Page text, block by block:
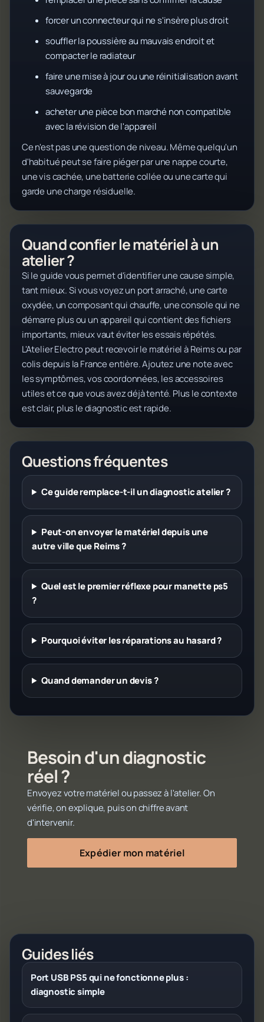
forcer un connecteur qui ne s'insère plus droit
souffler la poussière au mauvais endroit et
compacter le radiateur
faire une mise à jour ou une réinitialisation avant
sauvegarde
acheter une pièce bon marché non compatible
avec la révision de l'appareil
Ce n'est pas une question de niveau. Même quelqu'un
d'habitué peut se faire piéger par une nappe courte,
une vis cachée, une batterie collée ou une carte qui
garde une charge résiduelle.
Quand confier le matériel à un
atelier ?
Si le guide vous permet d'identifier une cause simple,
tant mieux. Si vous voyez un port arraché, une carte
oxydée, un composant qui chauffe, une console qui ne
démarre plus ou un appareil qui contient des fichiers
importants, mieux vaut éviter les essais répétés.
L'Atelier Electro peut recevoir le matériel à Reims ou par
colis depuis la France entière. Ajoutez une note avec
les symptômes, vos coordonnées, les accessoires
utiles et ce que vous avez déjà tenté. Plus le contexte
est clair, plus le diagnostic est rapide.
Questions fréquentes
Ce guide remplace-t-il un diagnostic atelier ?
Peut-on envoyer le matériel depuis une
autre ville que Reims ?
Quel est le premier réflexe pour manette ps5
?
Pourquoi éviter les réparations au hasard ?
Quand demander un devis ?
Besoin d'un diagnostic
réel ?
Envoyez votre matériel ou passez à l'atelier. On
vérifie, on explique, puis on chiffre avant
d'intervenir.
Expédier mon matériel
Guides liés
Port USB PS5 qui ne fonctionne plus :
diagnostic simple